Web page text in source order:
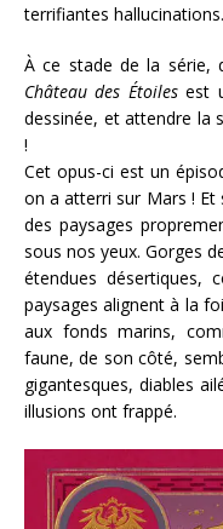
terrifiantes
À ce stade de la série,
Château des Étoilesest
dessinée, et attendre la
!
Cet opus-ci est un
on a atterri sur Mars ! Et
des paysages
sous nos yeux. Gorges
étendues désertiques,
paysages alignent à la
aux fonds marins,
faune, de son côté,
gigantesques, diables
illusions ont frappé.